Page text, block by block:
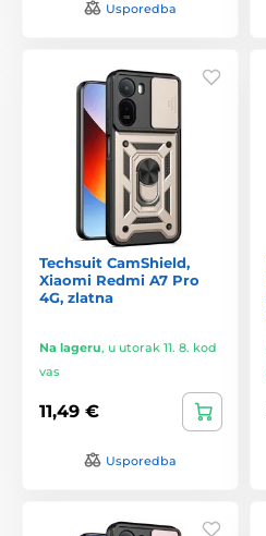
Usporedba
Techsuit CamShield,
Xiaomi Redmi A7 Pro
4G, zlatna
Na lageru, u utorak 11. 8. kod
vas
11,49 €
Usporedba